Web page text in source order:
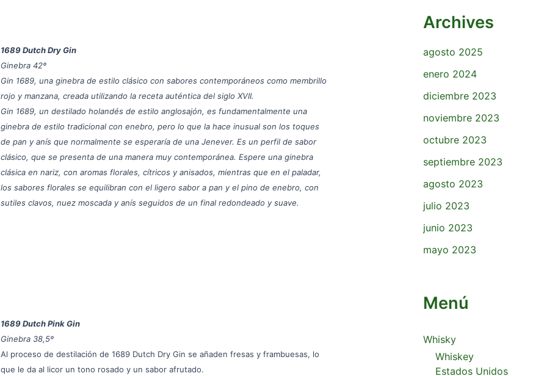
1689 Dutch Dry Gin
Ginebra 42º
Gin 1689, una ginebra de estilo clásico con sabores contemporáneos como membrillo
rojo y manzana, creada utilizando la receta auténtica del siglo XVII.
Gin 1689, un destilado holandés de estilo anglosajón, es fundamentalmente una
ginebra de estilo tradicional con enebro, pero lo que la hace inusual son los toques
de pan y anís que normalmente se esperaría de una Jenever. Es un perfil de sabor
clásico, que se presenta de una manera muy contemporánea. Espere una ginebra
clásica en nariz, con aromas florales, cítricos y anisados, mientras que en el paladar,
los sabores florales se equilibran con el ligero sabor a pan y el pino de enebro, con
sutiles clavos, nuez moscada y anís seguidos de un final redondeado y suave.
1689 Dutch Pink Gin
Ginebra 38,5º
Al proceso de destilación de 1689 Dutch Dry Gin se añaden fresas y frambuesas, lo
que le da al licor un tono rosado y un sabor afrutado.
Archives
agosto 2025
enero 2024
diciembre 2023
noviembre 2023
octubre 2023
septiembre 2023
agosto 2023
julio 2023
junio 2023
mayo 2023
Menú
Whisky
Whiskey
Estados Unidos